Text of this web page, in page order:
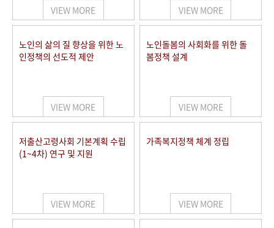
VIEW MORE VIEW MORE
노인의 삶의 질 향상을 위한 노
인정책의 선도적 제안
VIEW MORE
노인돌봄의 사회화를 위한 돌
봄정책 설계
VIEW MORE
저출산고령사회 기본계획 수립
(1~4차) 연구 및 지원
VIEW MORE
가족복지정책 체계 정립
VIEW MORE